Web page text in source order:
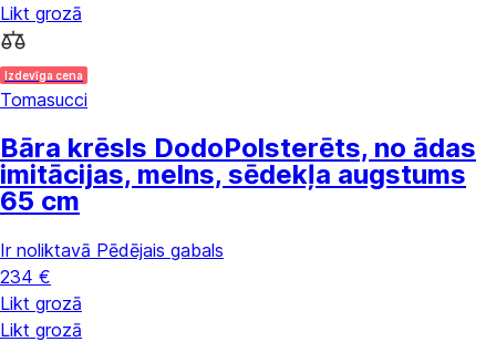
Likt grozā
Izdevīga cena
Tomasucci
Bāra krēsls DodoPolsterēts, no ādas
imitācijas, melns, sēdekļa augstums
65 cm
Ir noliktavā Pēdējais gabals
234 €
Likt grozā
Likt grozā